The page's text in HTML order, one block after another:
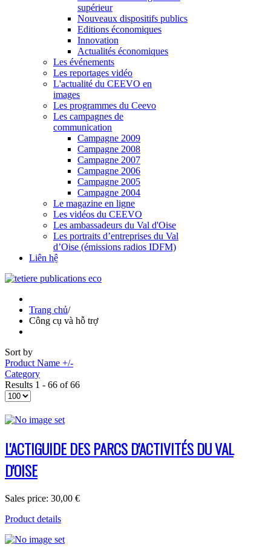
supérieur
Nouveaux dispositifs publics
Editions économiques
Innovation
Actualités économiques
Les événements
Les reportages vidéo
L'actualité du CEEVO en
images
Les programmes du Ceevo
Les campagnes de
communication
Campagne 2009
Campagne 2008
Campagne 2007
Campagne 2006
Campagne 2005
Campagne 2004
Le magazine en ligne
Les vidéos du CEEVO
Les ambassadeurs du Val d'Oise
Les portraits d’entreprises du Val
d’Oise (émissions radios IDFM)
Liên hệ
Trang chủ/
Công cụ và hỗ trợ
Sort by
Product Name +/-
Category
Results 1 - 66 of 66
L'ACTIGUIDE DES PARCS D'ACTIVITÉS DU VAL
D'OISE
Sales price: 30,00 €
Product details